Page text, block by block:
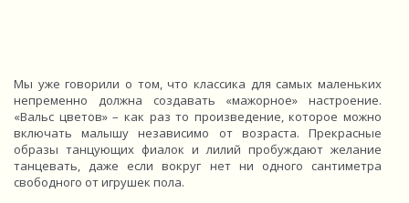
Мы уже говорили о том, что классика для самых маленьких
непременно должна создавать «мажорное» настроение.
«Вальс цветов» – как раз то произведение, которое можно
включать малышу независимо от возраста. Прекрасные
образы танцующих фиалок и лилий пробуждают желание
танцевать, даже если вокруг нет ни одного сантиметра
свободного от игрушек пола.